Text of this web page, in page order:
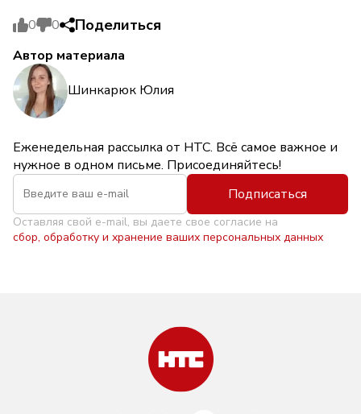
0 0 Поделиться
Автор материала
Шинкарюк Юлия
Еженедельная рассылка от НТС. Всё самое важное и
нужное в одном письме. Присоединяйтесь!
Подписаться
Оставляя свой e-mail, вы даете свое согласие на
сбор, обработку и хранение ваших персональных данных